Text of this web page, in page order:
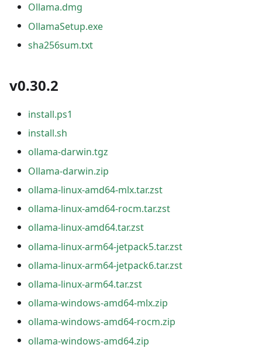
Ollama.dmg
OllamaSetup.exe
sha256sum.txt
v0.30.2
install.ps1
install.sh
ollama-darwin.tgz
Ollama-darwin.zip
ollama-linux-amd64-mlx.tar.zst
ollama-linux-amd64-rocm.tar.zst
ollama-linux-amd64.tar.zst
ollama-linux-arm64-jetpack5.tar.zst
ollama-linux-arm64-jetpack6.tar.zst
ollama-linux-arm64.tar.zst
ollama-windows-amd64-mlx.zip
ollama-windows-amd64-rocm.zip
ollama-windows-amd64.zip